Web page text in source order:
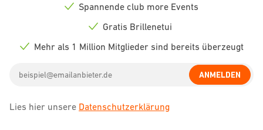
Check
Spannende club more Events
icon
Gratis Brillenetui
Mehr als 1 Million Mitglieder sind bereits überzeugt
address
ANMELDEN
Lies hier unsere Datenschutzerklärung